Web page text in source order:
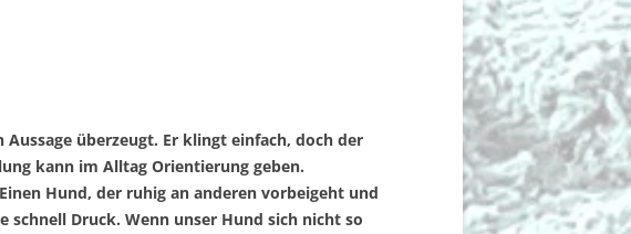
überzeugt. Er klingt einfach, doch der
kann im Alltag Orientierung geben.
Hund, der ruhig an anderen vorbeigeht und
Druck. Wenn unser Hund sich nicht so